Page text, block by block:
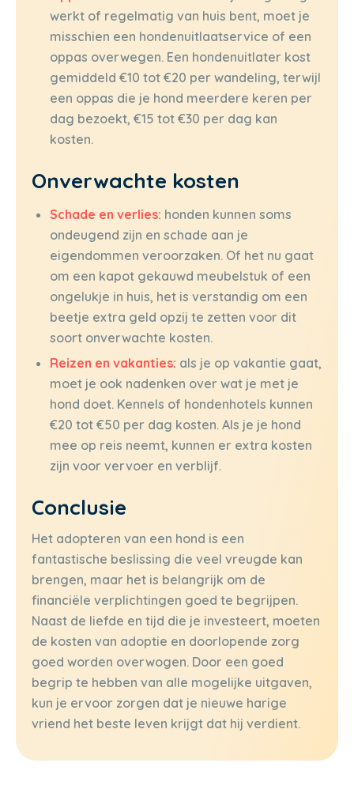
werkt of regelmatig van huis bent, moet je
misschien een hondenuitlaatservice of een
oppas overwegen. Een hondenuitlater kost
gemiddeld €10 tot €20 per wandeling, terwijl
een oppas die je hond meerdere keren per
dag bezoekt, €15 tot €30 per dag kan
kosten.
Onverwachte kosten
Schade en verlies: honden kunnen soms
ondeugend zijn en schade aan je
eigendommen veroorzaken. Of het nu gaat
om een kapot gekauwd meubelstuk of een
ongelukje in huis, het is verstandig om een
beetje extra geld opzij te zetten voor dit
soort onverwachte kosten.
Reizen en vakanties: als je op vakantie gaat,
moet je ook nadenken over wat je met je
hond doet. Kennels of hondenhotels kunnen
€20 tot €50 per dag kosten. Als je je hond
mee op reis neemt, kunnen er extra kosten
zijn voor vervoer en verblijf.
Conclusie
Het adopteren van een hond is een
fantastische beslissing die veel vreugde kan
brengen, maar het is belangrijk om de
financiële verplichtingen goed te begrijpen.
Naast de liefde en tijd die je investeert, moeten
de kosten van adoptie en doorlopende zorg
goed worden overwogen. Door een goed
begrip te hebben van alle mogelijke uitgaven,
kun je ervoor zorgen dat je nieuwe harige
vriend het beste leven krijgt dat hij verdient.